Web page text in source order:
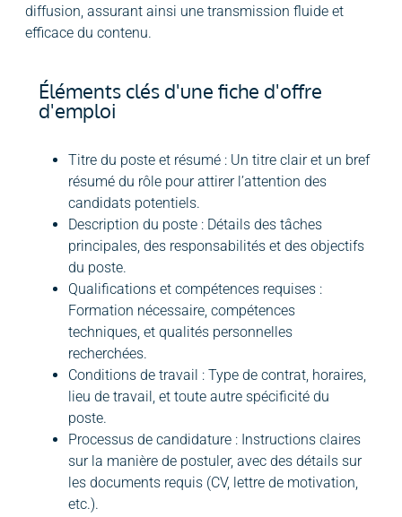
diffusion, assurant ainsi une transmission fluide et
efficace du contenu.
Éléments clés d'une fiche d'offre
d'emploi
Titre du poste et résumé : Un titre clair et un bref
résumé du rôle pour attirer l’attention des
candidats potentiels.
Description du poste : Détails des tâches
principales, des responsabilités et des objectifs
du poste.
Qualifications et compétences requises :
Formation nécessaire, compétences
techniques, et qualités personnelles
recherchées.
Conditions de travail : Type de contrat, horaires,
lieu de travail, et toute autre spécificité du
poste.
Processus de candidature : Instructions claires
sur la manière de postuler, avec des détails sur
les documents requis (CV, lettre de motivation,
etc.).